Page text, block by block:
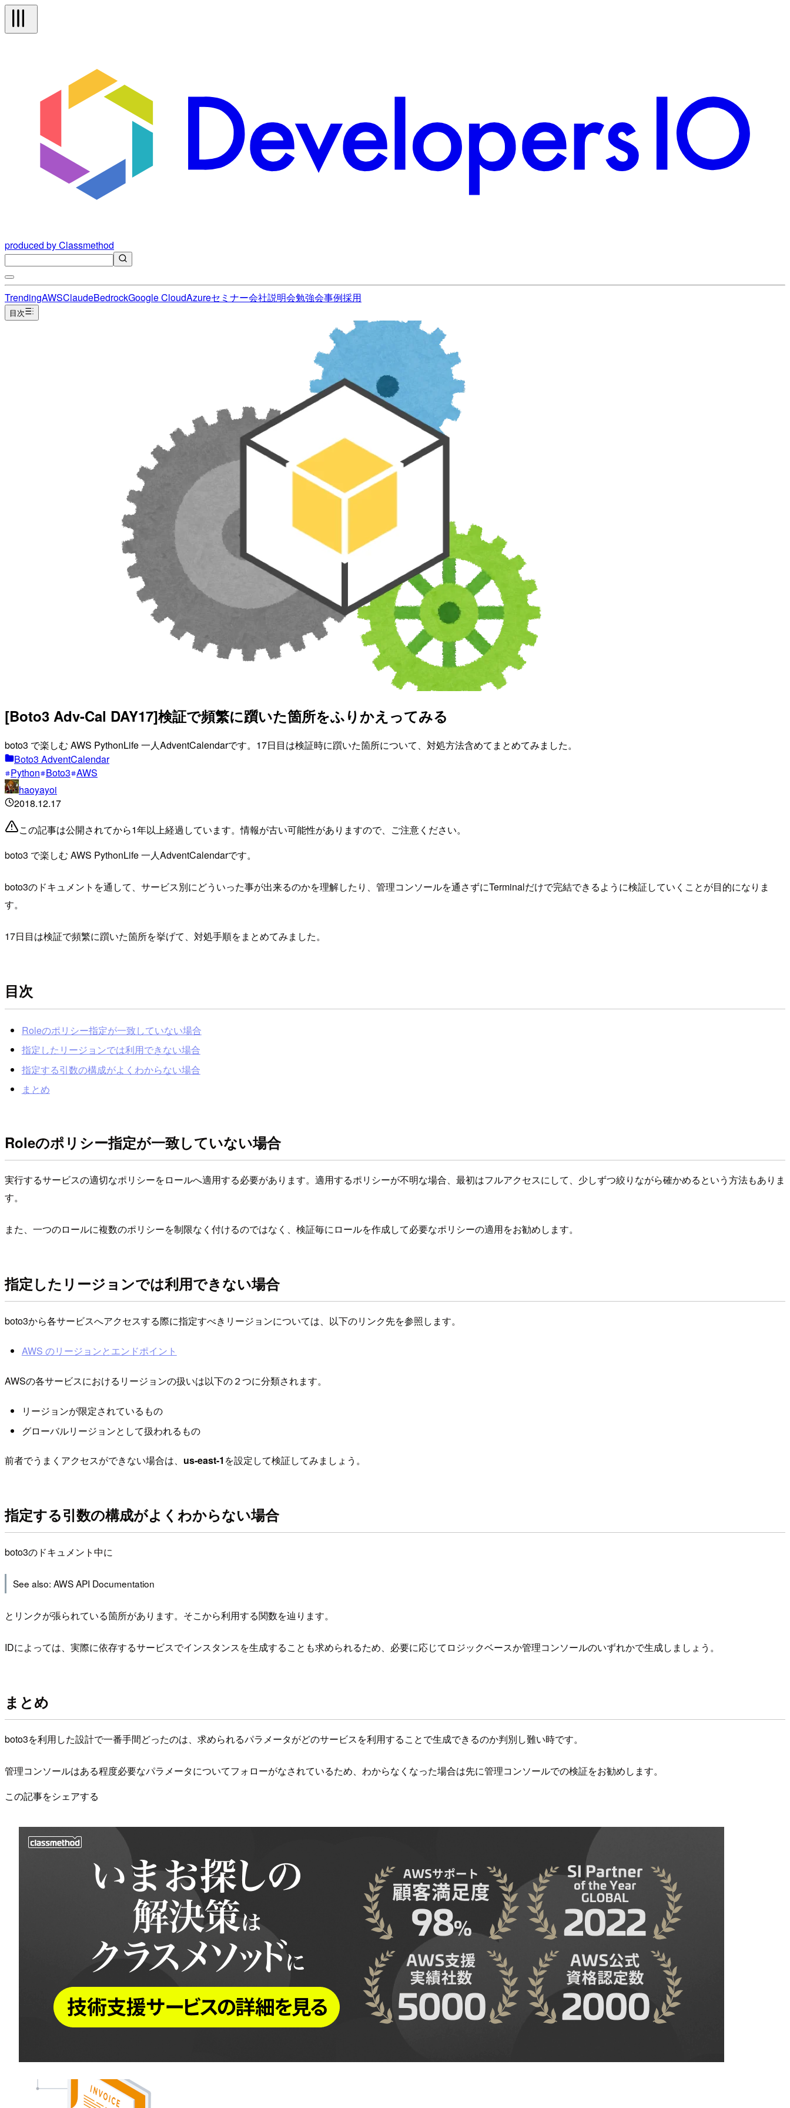
produced by Classmethod
TrendingAWSClaudeBedrockGoogle CloudAzureセミナー会社説明会勉強会事例採用
目次
[Boto3 Adv-Cal DAY17]検証で頻繁に躓いた箇所をふりかえってみる
boto3 で楽しむ AWS PythonLife 一人AdventCalendarです。17日目は検証時に躓いた箇所について、対処方法含めてまとめてみました。
Boto3 AdventCalendar
Python Boto3 AWS
haoyayoi
2018.12.17
この記事は公開されてから1年以上経過しています。情報が古い可能性がありますので、ご注意ください。
boto3 で楽しむ AWS PythonLife 一人AdventCalendarです。
boto3のドキュメントを通して、サービス別にどういった事が出来るのかを理解したり、管理コンソールを通さずにTerminalだけで完結できるように検証していくことが目的になりま
す。
17日目は検証で頻繁に躓いた箇所を挙げて、対処手順をまとめてみました。
目次
Roleのポリシー指定が一致していない場合
指定したリージョンでは利用できない場合
指定する引数の構成がよくわからない場合
まとめ
Roleのポリシー指定が一致していない場合
実行するサービスの適切なポリシーをロールへ適用する必要があります。適用するポリシーが不明な場合、最初はフルアクセスにして、少しずつ絞りながら確かめるという方法もありま
す。
また、一つのロールに複数のポリシーを制限なく付けるのではなく、検証毎にロールを作成して必要なポリシーの適用をお勧めします。
指定したリージョンでは利用できない場合
boto3から各サービスへアクセスする際に指定すべきリージョンについては、以下のリンク先を参照します。
AWS のリージョンとエンドポイント
AWSの各サービスにおけるリージョンの扱いは以下の２つに分類されます。
リージョンが限定されているもの
グローバルリージョンとして扱われるもの
前者でうまくアクセスができない場合は、 us-east-1 を設定して検証してみましょう。
指定する引数の構成がよくわからない場合
boto3のドキュメント中に
See also: AWS API Documentation
とリンクが張られている箇所があります。そこから利用する関数を辿ります。
IDによっては、実際に依存するサービスでインスタンスを生成することも求められるため、必要に応じてロジックベースか管理コンソールのいずれかで生成しましょう。
まとめ
boto3を利用した設計で一番手間どったのは、求められるパラメータがどのサービスを利用することで生成できるのか判別し難い時です。
管理コンソールはある程度必要なパラメータについてフォローがなされているため、わからなくなった場合は先に管理コンソールでの検証をお勧めします。
この記事をシェアする